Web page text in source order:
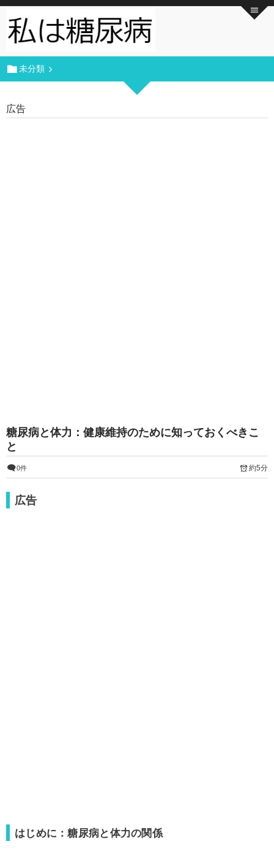
未分類
広告
糖尿病と体力：健康維持のために知っておくべきこ
と
0件 約5分
広告
はじめに：糖尿病と体力の関係